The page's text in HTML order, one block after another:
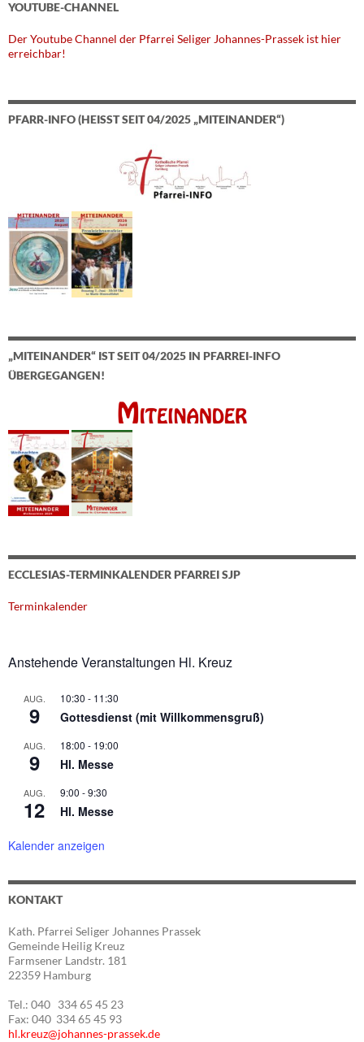
YOUTUBE-CHANNEL
Der Youtube Channel der Pfarrei Seliger Johannes-Prassek ist hier
erreichbar!
PFARR-INFO (HEISST SEIT 04/2025 „MITEINANDER“)
„MITEINANDER“ IST SEIT 04/2025 IN PFARREI-INFO
ÜBERGEGANGEN!
ECCLESIAS-TERMINKALENDER PFARREI SJP
Terminkalender
Anstehende Veranstaltungen Hl. Kreuz
AUG.
9
10:30 - 11:30
Gottesdienst (mit Willkommensgruß)
AUG.
9
18:00 - 19:00
Hl. Messe
AUG.
12
9:00 -9:30
Hl. Messe
Kalender anzeigen
KONTAKT
Kath. Pfarrei Seliger Johannes Prassek
Gemeinde Heilig Kreuz
Farmsener Landstr. 181
22359 Hamburg
Tel.: 040 334 65 45 23
Fax: 040 334 65 45 93
hl.kreuz@johannes-prassek.de